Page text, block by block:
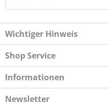
Wichtiger Hinweis
Shop Service
Informationen
Newsletter